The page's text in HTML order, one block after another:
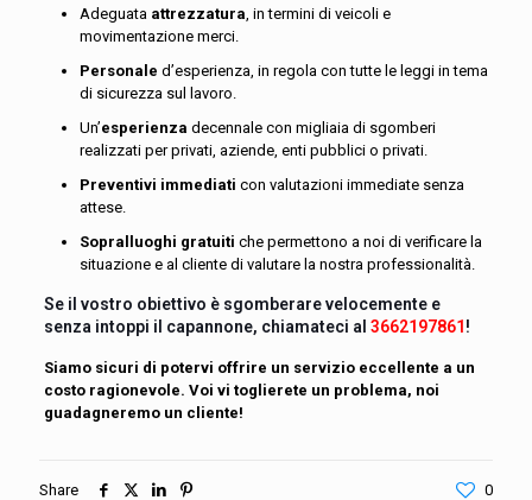
Adeguata attrezzatura, in termini di veicoli e
movimentazione merci.
Personale d’esperienza, in regola con tutte le leggi in tema
di sicurezza sul lavoro.
Un’esperienza decennale con migliaia di sgomberi
realizzati per privati, aziende, enti pubblici o privati.
Preventivi immediati con valutazioni immediate senza
attese.
Sopralluoghi gratuiti che permettono a noi di verificare la
situazione e al cliente di valutare la nostra professionalità.
Se il vostro obiettivo è sgomberare velocemente e
senza intoppi il capannone, chiamateci al 3662197861 !
Siamo sicuri di potervi offrire un servizio eccellente a un
costo ragionevole. Voi vi toglierete un problema, noi
guadagneremo un cliente!
Share 0